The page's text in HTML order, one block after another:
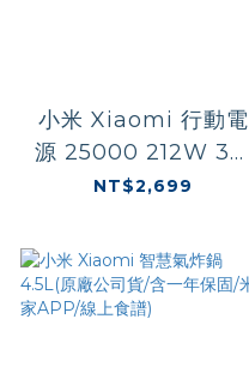
小米 Xiaomi 行動電
源 25000 212W 3孔
輸出(USB-A/USB-C
NT$2,699